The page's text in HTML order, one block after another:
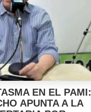
EN EL PAMI:
APUNTA A LA